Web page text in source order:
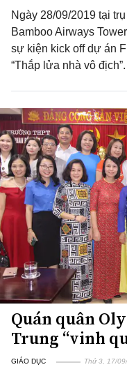
Ngày 28/09/2019 tại
Bamboo Airways
sự kiện kick off dự án
“Thắp lửa nhà vô địch”.
Quán quân
Trung “vinh
GIÁO DỤC Thứ 3, 17/